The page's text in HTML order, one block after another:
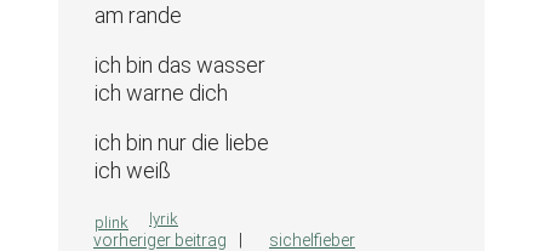
am rande
ich bin das wasser
ich warne dich
ich bin nur die liebe
ich weiß
plink kategorien
lyrik
vorheriger beitrag sichelfieber